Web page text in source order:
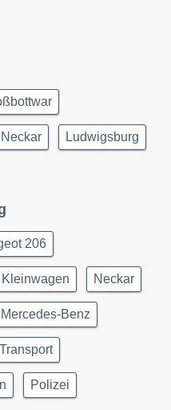
Ludwigsburg
206
Kleinwagen Neckar
Mercedes-Benz
Transport
Polizei